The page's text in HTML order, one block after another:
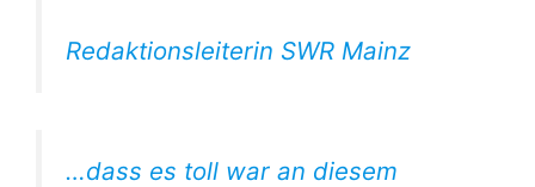
Redaktionsleiterin SWR Mainz
…dass es toll war an diesem